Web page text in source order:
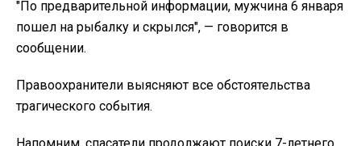
"По предварительной информации, мужчина 6 января
пошел на рыбалку и скрылся", — говорится в
сообщении.
Правоохранители выясняют все обстоятельства
трагического события.